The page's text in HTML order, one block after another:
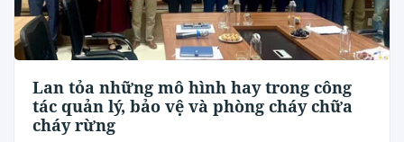
Lan tỏa những mô hình hay trong công
tác quản lý, bảo vệ và phòng cháy chữa
cháy rừng